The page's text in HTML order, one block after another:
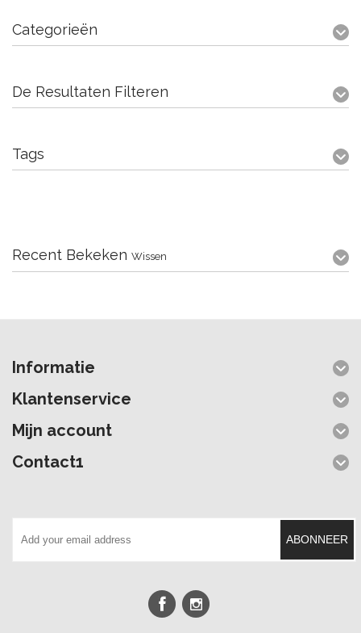
Categorieën
De Resultaten Filteren
Tags
Recent Bekeken Wissen
Informatie
Klantenservice
Mijn account
Contact1
ABONNEER